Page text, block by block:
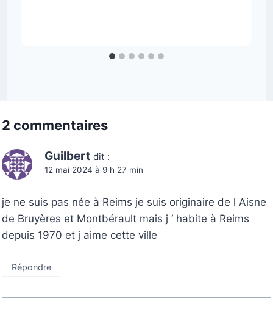
2 commentaires
Guilbert dit :
12 mai 2024 à 9 h 27 min
je ne suis pas née à Reims je suis originaire de l Aisne
de Bruyères et Montbérault mais j ‘ habite à Reims
depuis 1970 et j aime cette ville
Répondre